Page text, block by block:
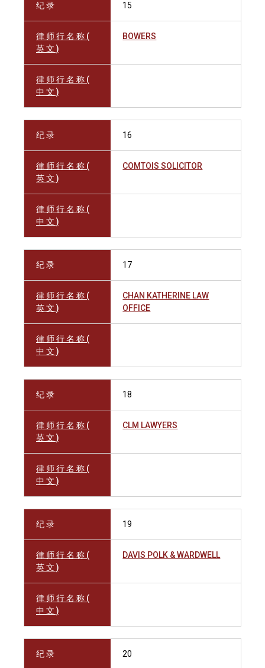
纪 录 15
律 师 行 名 称 (
英 文 )
BOWERS
律 师 行 名 称 (
中 文 )
纪 录 16
律 师 行 名 称 (
英 文 )
COMTOIS SOLICITOR
律 师 行 名 称 (
中 文 )
纪 录 17
律 师 行 名 称 (
英 文 )
CHAN KATHERINE LAW
OFFICE
律 师 行 名 称 (
中 文 )
纪 录 18
律 师 行 名 称 (
英 文 )
CLM LAWYERS
律 师 行 名 称 (
中 文 )
纪 录 19
律 师 行 名 称 (
英 文 )
DAVIS POLK & WARDWELL
律 师 行 名 称 (
中 文 )
纪 录 20